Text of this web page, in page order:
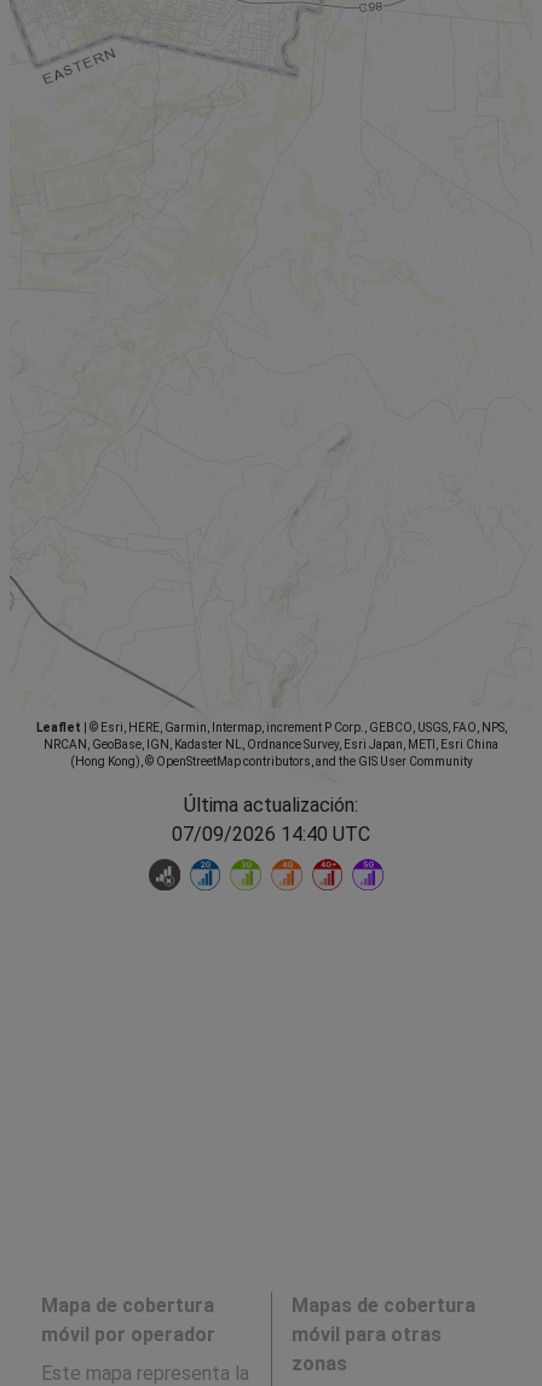
Leaflet
© Esri, HERE, Garmin, Intermap, increment P Corp., GEBCO, USGS, FAO, NPS,
NRCAN, GeoBase, IGN, Kadaster NL, Ordnance Survey, Esri Japan, METI, Esri China
(Hong Kong), © OpenStreetMap contributors, and the GIS User Community
Última actualización:
07/09/2026 14:40 UTC
Mapa de cobertura
móvil por operador
Este mapa representa la
Mapas de cobertura
móvil para otras
zonas